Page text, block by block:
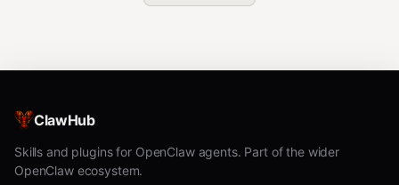
注意：如果同时设置了环境变量和 env 文件，环境变量优
先。
ClawHub
Skills and plugins for OpenClaw agents. Part of the wider
OpenClaw ecosystem.